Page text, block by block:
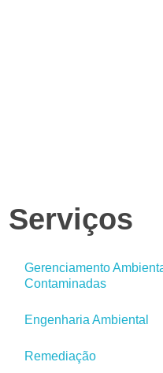
Serviços
Gerenciamento
Contaminadas
Engenharia Ambiental
Remediação